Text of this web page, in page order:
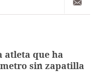
atleta que ha
sin zapatilla